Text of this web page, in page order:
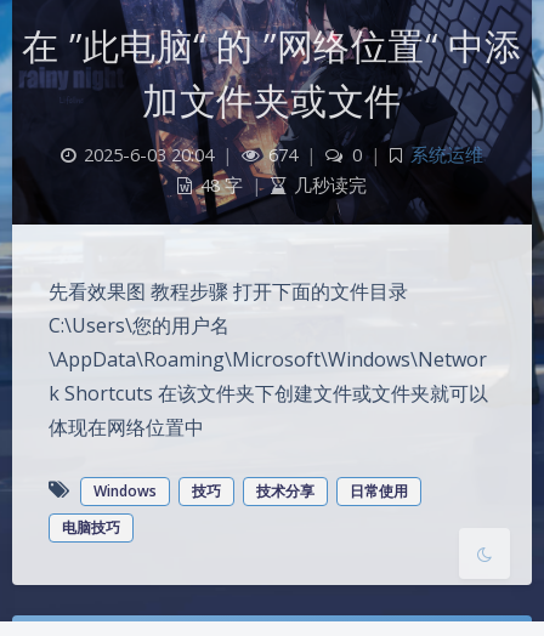
夜间模式
Sans Serif Serif
在 ”此电脑“ 的 ”网络位置“ 中添
加文件夹或文件
2025-6-03 20:04 | 674 | 0 |
系统运维
48 字 | 几秒读完
先看效果图 教程步骤 打开下面的文件目录
C:\Users\您的用户名
\AppData\Roaming\Microsoft\Windows\Networ
k Shortcuts 在该文件夹下创建文件或文件夹就可以
体现在网络位置中
Windows 技巧 技术分享
日常使用
电脑技巧